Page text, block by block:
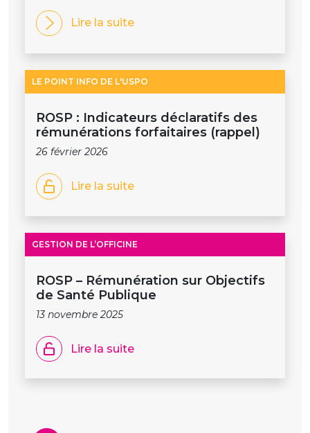
Lire la suite
LE POINT INFO DE L'USPO
ROSP : Indicateurs déclaratifs des
rémunérations forfaitaires (rappel)
26 février 2026
Lire la suite
GESTION DE L’OFFICINE
ROSP – Rémunération sur Objectifs
de Santé Publique
13 novembre 2025
Lire la suite